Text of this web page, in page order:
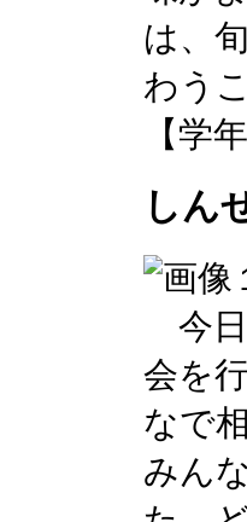
は、
わう
【学
しん
今日
会を
なで
みん